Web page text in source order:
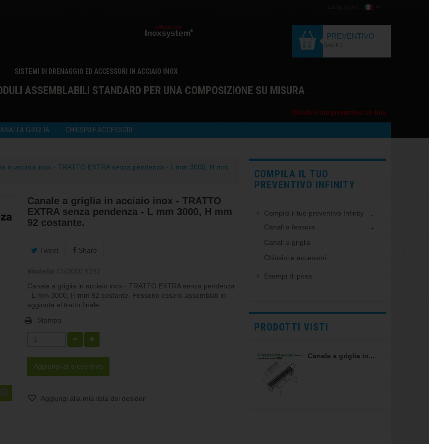
PREVENTIVO
SISTEMI DI DRENAGGIO ED ACCESSORI IN ACCIAIO INOX
ASSEMBLABILI STANDARD PER UNA COMPOSIZIONE SU MISURA
Chiedi il tuo preventivo on-line
A GRIGLIA CHIUSINI E ACCESSORI
in acciaio inox - TRATTO EXTRA senza pendenza - L mm 3000, H mm
Canale a griglia in acciaio inox - TRATTO
EXTRA senza pendenza - L mm 3000, H mm
92 costante.
Tweet Share
Canale a griglia in acciaio inox - TRATTO EXTRA senza pendenza
- L mm 3000, H mm 92 costante. Possono essere assemblati in
aggiunta al tratto finale.
Stampa
Aggiungi al preventivo
Aggiungi alla mia lista dei desideri
COMPILA IL TUO
PREVENTIVO INFINITY
Compila il tuo preventivo Infinity
Canali a fessura
Canali a griglia
Chiusini e accessori
Esempi di posa
PRODOTTI VISTI
Canale a griglia in...